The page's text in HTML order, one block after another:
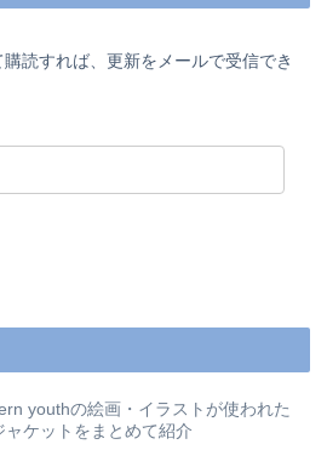
読すれば、更新をメールで受信でき
youthの絵画・イラストが使われた
ャケットをまとめて紹介